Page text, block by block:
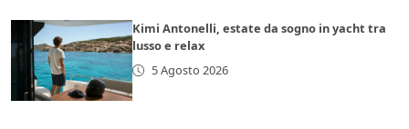
Kimi Antonelli, estate da sogno in yacht tra
lusso e relax
5 Agosto 2026